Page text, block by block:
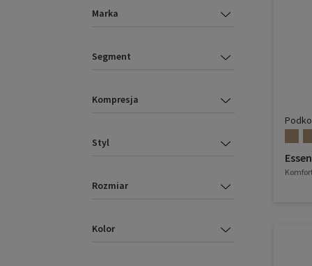
Marka
Segment
Kompresja
Styl
Rozmiar
Kolor